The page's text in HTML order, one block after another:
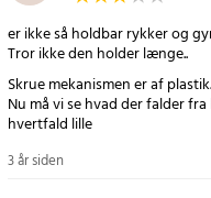
er ikke så holdbar rykker og
Tror ikke den holder længe..
Skrue mekanismen er af
Nu må vi se hvad der falder
hvertfald lille
3 år siden